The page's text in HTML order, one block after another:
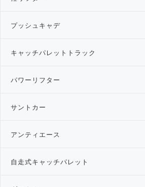
プッシュキャデ
キャッチパレットトラック
パワーリフター
サントカー
アンティエース
自走式キャッチパレット